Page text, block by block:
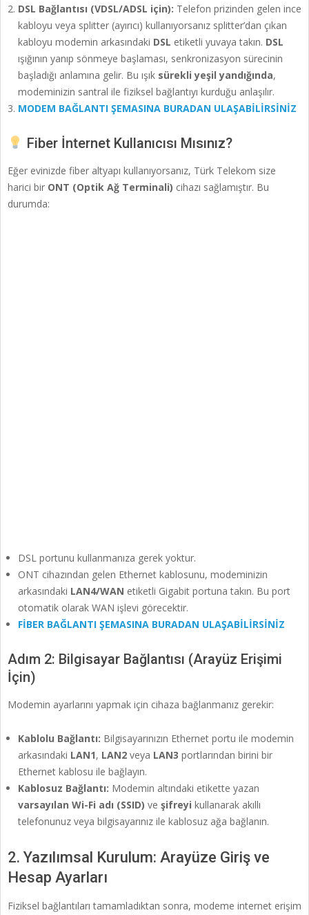
DSL Bağlantısı (VDSL/ADSL için): Telefon prizinden gelen ince
kabloyu veya splitter (ayırıcı) kullanıyorsanız splitter’dan çıkan
kabloyu modemin arkasındaki DSL etiketli yuvaya takın. DSL
ışığının yanıp sönmeye başlaması, senkronizasyon sürecinin
başladığı anlamına gelir. Bu ışık sürekli yeşil yandığında,
modeminizin santral ile fiziksel bağlantıyı kurduğu anlaşılır.
MODEM BAĞLANTI ŞEMASINA BURADAN ULAŞABİLİRSİNİZ
Fiber İnternet Kullanıcısı Mısınız?
Eğer evinizde fiber altyapı kullanıyorsanız, Türk Telekom size
harici bir ONT (Optik Ağ Terminali) cihazı sağlamıştır. Bu
durumda:
DSL portunu kullanmanıza gerek yoktur.
ONT cihazından gelen Ethernet kablosunu, modeminizin
arkasındaki LAN4/WAN etiketli Gigabit portuna takın. Bu port
otomatik olarak WAN işlevi görecektir.
FİBER BAĞLANTI ŞEMASINA BURADAN ULAŞABİLİRSİNİZ
Adım 2: Bilgisayar Bağlantısı (Arayüz Erişimi
İçin)
Modemin ayarlarını yapmak için cihaza bağlanmanız gerekir:
Kablolu Bağlantı: Bilgisayarınızın Ethernet portu ile modemin
arkasındaki LAN1, LAN2 veya LAN3 portlarından birini bir
Ethernet kablosu ile bağlayın.
Kablosuz Bağlantı: Modemin altındaki etikette yazan
varsayılan Wi-Fi adı (SSID) ve şifreyi kullanarak akıllı
telefonunuz veya bilgisayarınız ile kablosuz ağa bağlanın.
2. Yazılımsal Kurulum: Arayüze Giriş ve
Hesap Ayarları
Fiziksel bağlantıları tamamladıktan sonra, modeme internet erişim